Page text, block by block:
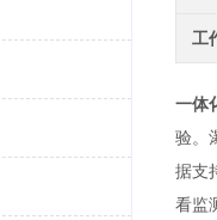
工
一体
验。
据支
看监